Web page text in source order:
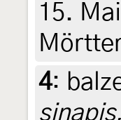
15.
4:
sinapis